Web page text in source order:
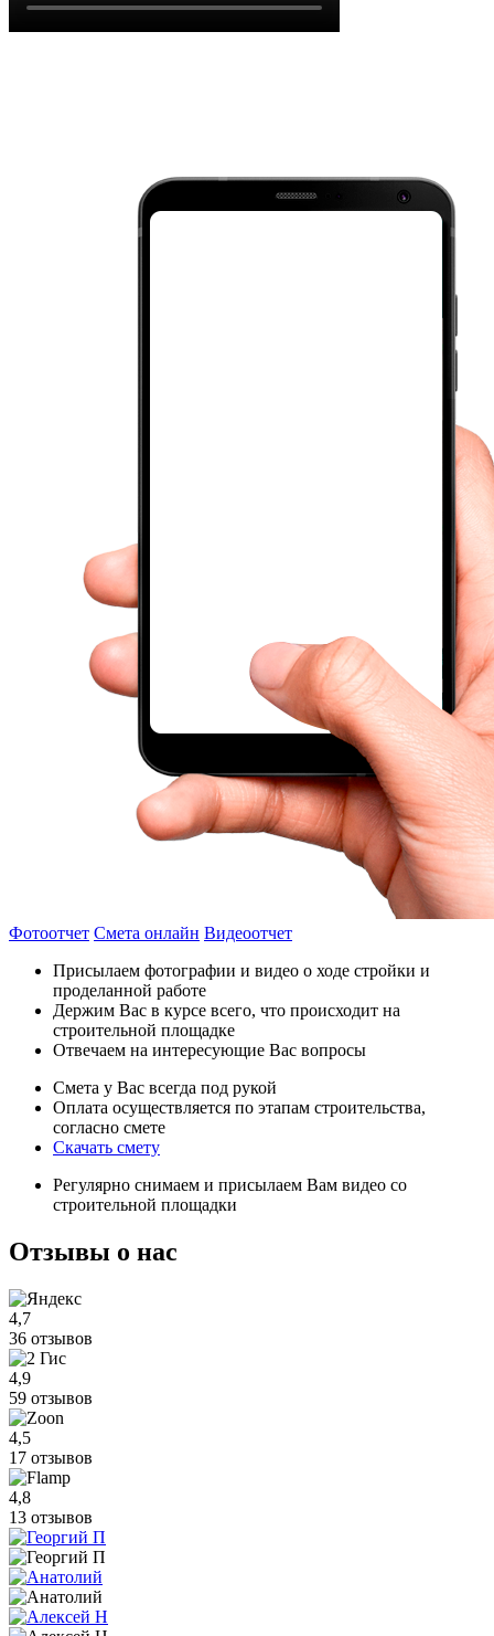
Фотоотчет Смета онлайн Видеоотчет
Присылаем фотографии и видео о ходе стройки и
проделанной работе
Держим Вас в курсе всего, что происходит на
строительной площадке
Отвечаем на интересующие Вас вопросы
Смета у Вас всегда под рукой
Оплата осуществляется по этапам строительства,
согласно смете
Скачать смету
Регулярно снимаем и присылаем Вам видео со
строительной площадки
Отзывы о нас
4,7
36 отзывов
4,9
59 отзывов
4,5
17 отзывов
4,8
13 отзывов